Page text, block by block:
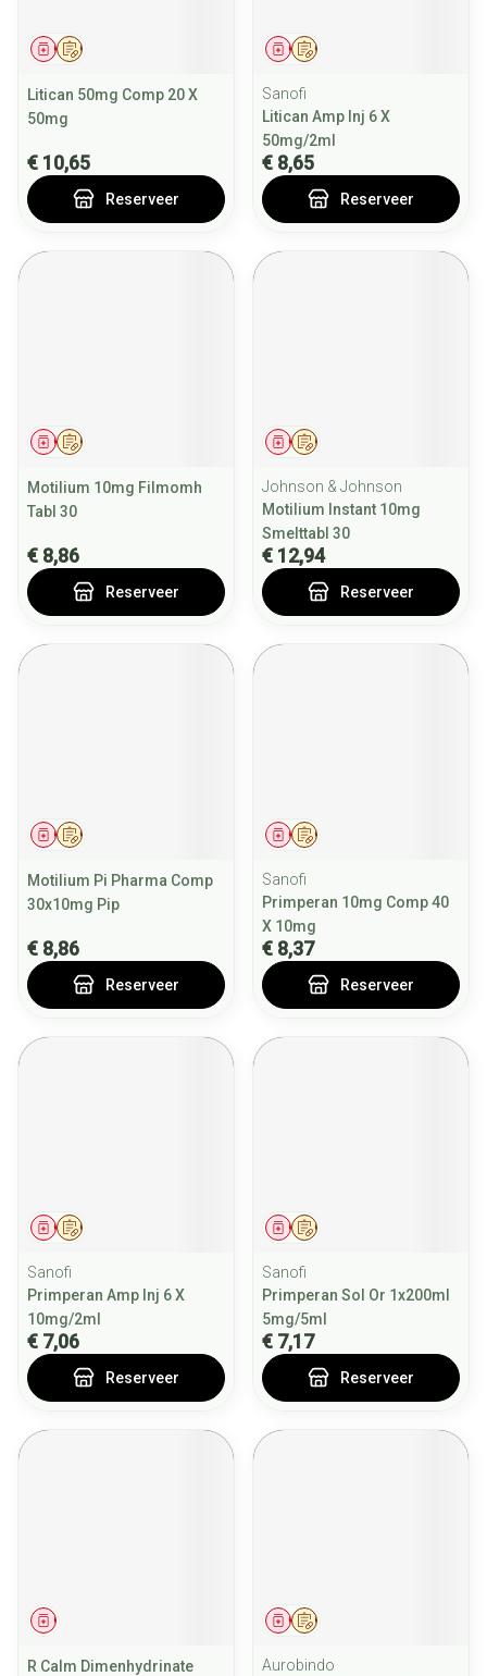
Op voorschrift
Geneesmiddel
Litican 50mg Comp 20 X
50mg
€ 10,65
Reserveer
Op voorschrift
Geneesmiddel
Sanofi
Litican Amp Inj 6 X
50mg/2ml
€ 8,65
Reserveer
Op voorschrift
Geneesmiddel
Motilium 10mg Filmomh
Tabl 30
€ 8,86
Reserveer
Op voorschrift
Geneesmiddel
Johnson & Johnson
Motilium Instant 10mg
Smelttabl 30
€ 12,94
Reserveer
Op voorschrift
Geneesmiddel
Motilium Pi Pharma Comp
30x10mg Pip
€ 8,86
Reserveer
Op voorschrift
Geneesmiddel
Sanofi
Primperan 10mg Comp 40
X 10mg
€ 8,37
Reserveer
Op voorschrift
Geneesmiddel
Sanofi
Primperan Amp Inj 6 X
10mg/2ml
€ 7,06
Reserveer
Op voorschrift
Geneesmiddel
Sanofi
Primperan Sol Or 1x200ml
5mg/5ml
€ 7,17
Reserveer
Geneesmiddel
R Calm Dimenhydrinate
Op voorschrift
Geneesmiddel
Aurobindo